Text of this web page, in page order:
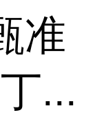
准
...